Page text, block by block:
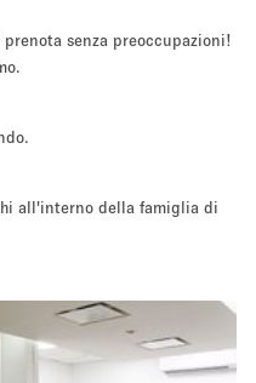
5000+ sq ft
artistico
senza preoccupazioni!
all'interno della famiglia di